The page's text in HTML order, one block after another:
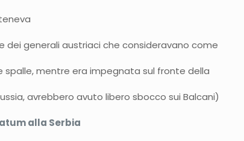
dei generali austriaci che consideravano come
spalle, mentre era impegnata sul fronte della
avrebbero avuto libero sbocco sui Balcani)
alla Serbia